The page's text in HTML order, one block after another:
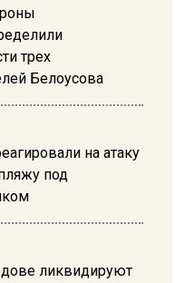
трех
Белоусова
на атаку
под
ликвидируют